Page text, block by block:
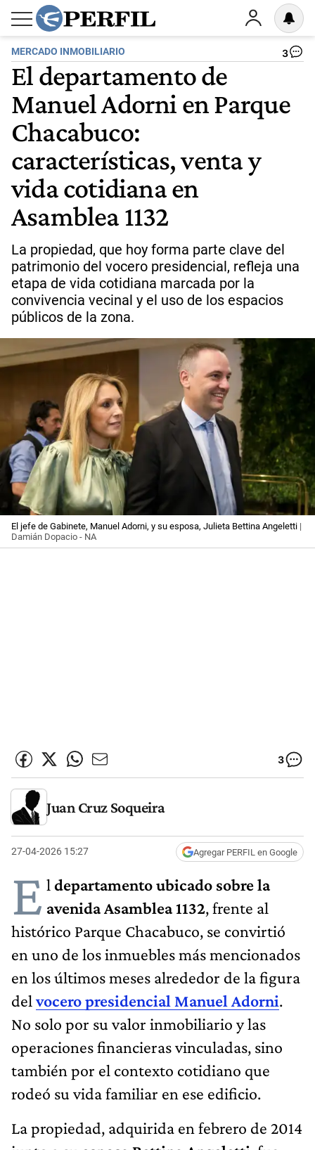
MERCADO INMOBILIARIO 3
El departamento de
Manuel Adorni en Parque
Chacabuco:
características, venta y
vida cotidiana en
Asamblea 1132
La propiedad, que hoy forma parte clave del
patrimonio del vocero presidencial, refleja una
etapa de vida cotidiana marcada por la
convivencia vecinal y el uso de los espacios
públicos de la zona.
El jefe de Gabinete, Manuel Adorni, y su esposa, Julieta Bettina Angeletti |
Damián Dopacio - NA
3
Juan Cruz Soqueira
27-04-2026 15:27 Agregar PERFIL en Google
E l departamento ubicado sobre la
avenidaAsamblea 1132, frente al
histórico Parque Chacabuco, se convirtió
en uno de los inmuebles más mencionados
en los últimos meses alrededor de la figura
delvocero presidencial Manuel Adorni.
No solo por su valor inmobiliario y las
operaciones financieras vinculadas, sino
también por el contexto cotidiano que
rodeó su vida familiar en ese edificio.
La propiedad, adquirida en febrero de 2014